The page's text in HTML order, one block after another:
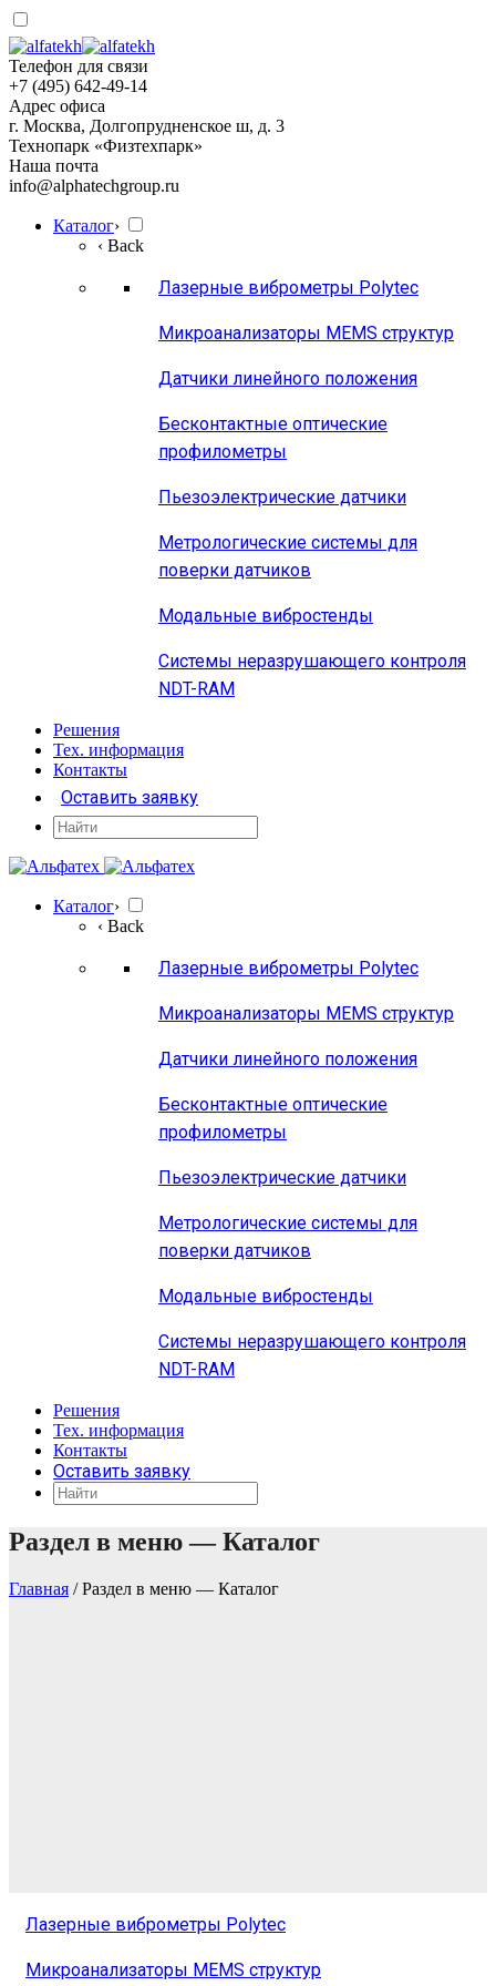
Телефон для связи
+7 (495) 642-49-14
Адрес офиса
г. Москва, Долгопрудненское ш, д. 3
Технопарк «Физтехпарк»
Наша почта
info@alphatechgroup.ru
Каталог›
‹ Back
Лазерные виброметры Polytec
Микроанализаторы MEMS структур
Датчики линейного положения
Бесконтактные оптические
профилометры
Пьезоэлектрические датчики
Метрологические системы для
поверки датчиков
Модальные вибростенды
Системы неразрушающего контроля
NDT-RAM
Решения
Тех. информация
Контакты
Оставить заявку
Каталог›
‹ Back
Лазерные виброметры Polytec
Микроанализаторы MEMS структур
Датчики линейного положения
Бесконтактные оптические
профилометры
Пьезоэлектрические датчики
Метрологические системы для
поверки датчиков
Модальные вибростенды
Системы неразрушающего контроля
NDT-RAM
Решения
Тех. информация
Контакты
Оставить заявку
Раздел в меню — Каталог
Главная /Раздел в меню — Каталог
Лазерные виброметры Polytec
Микроанализаторы MEMS структур